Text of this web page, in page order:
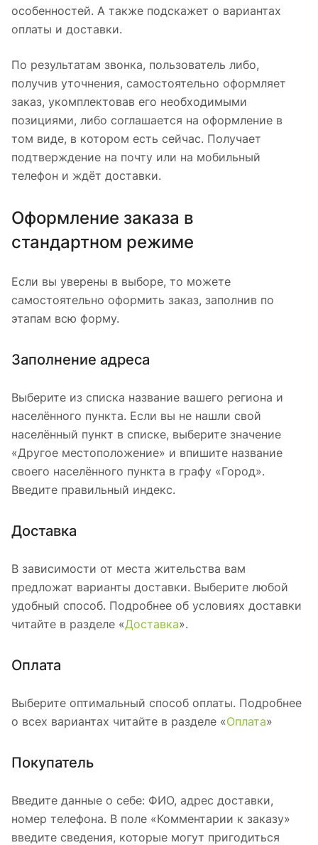
особенностей. А также подскажет о вариантах
оплаты и доставки.
По результатам звонка, пользователь либо,
получив уточнения, самостоятельно оформляет
заказ, укомплектовав его необходимыми
позициями, либо соглашается на оформление в
том виде, в котором есть сейчас. Получает
подтверждение на почту или на мобильный
телефон и ждёт доставки.
Оформление заказа в
стандартном режиме
Если вы уверены в выборе, то можете
самостоятельно оформить заказ, заполнив по
этапам всю форму.
Заполнение адреса
Выберите из списка название вашего региона и
населённого пункта. Если вы не нашли свой
населённый пункт в списке, выберите значение
«Другое местоположение» и впишите название
своего населённого пункта в графу «Город».
Введите правильный индекс.
Доставка
В зависимости от места жительства вам
предложат варианты доставки. Выберите любой
удобный способ. Подробнее об условиях доставки
читайте в разделе «Доставка».
Оплата
Выберите оптимальный способ оплаты. Подробнее
о всех вариантах читайте в разделе «Оплата»
Покупатель
Введите данные о себе: ФИО, адрес доставки,
номер телефона. В поле «Комментарии к заказу»
введите сведения, которые могут пригодиться